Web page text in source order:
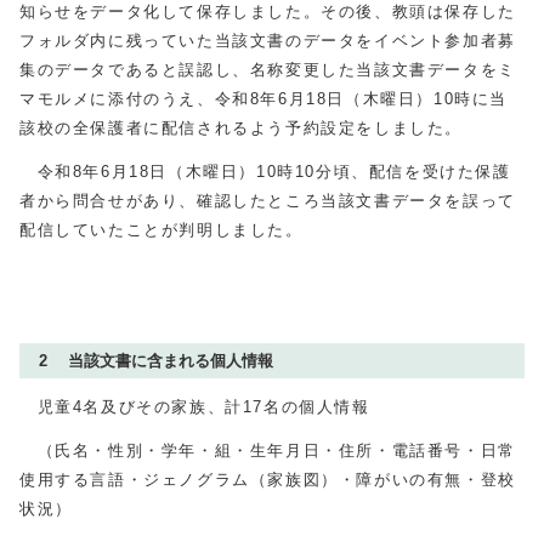
知らせをデータ化して保存しました。その後、教頭は保存した
フォルダ内に残っていた当該文書のデータをイベント参加者募
集のデータであると誤認し、名称変更した当該文書データをミ
マモルメに添付のうえ、令和8年6月18日（木曜日）10時に当
該校の全保護者に配信されるよう予約設定をしました。
令和8年6月18日（木曜日）10時10分頃、配信を受けた保護
者から問合せがあり、確認したところ当該文書データを誤って
配信していたことが判明しました。
2 当該文書に含まれる個人情報
児童4名及びその家族、計17名の個人情報
（氏名・性別・学年・組・生年月日・住所・電話番号・日常
使用する言語・ジェノグラム（家族図）・障がいの有無・登校
状況）